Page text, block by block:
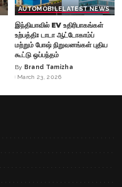
AUTOMOBILELATEST NEWS
இந்தியாவில் EV உதிரிபாகங்கள்
உற்பத்தி: டாடா ஆட்டோகாம்ப்
மற்றும் போஷ் நிறுவனங்கள் புதிய
கூட்டு ஒப்பந்தம்
Posted
by
By Brand Tamizha
March 23, 2026